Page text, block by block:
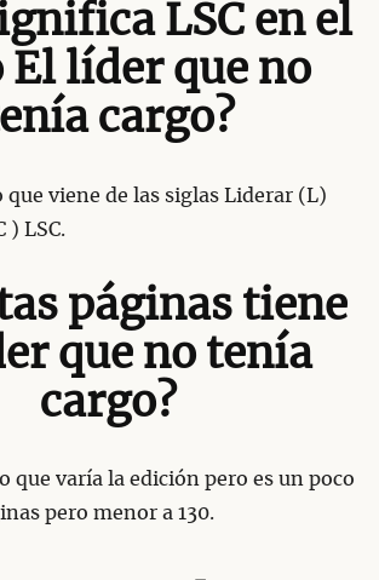
LSC en el
líder que no
cargo?
que viene de las siglas Liderar (L)
) LSC.
páginas tiene
que no tenía
cargo?
que varía la edición pero es un poco
pero menor a 130.